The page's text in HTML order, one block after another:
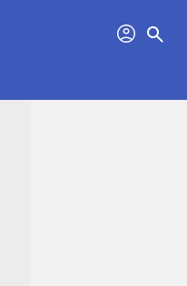
profil search